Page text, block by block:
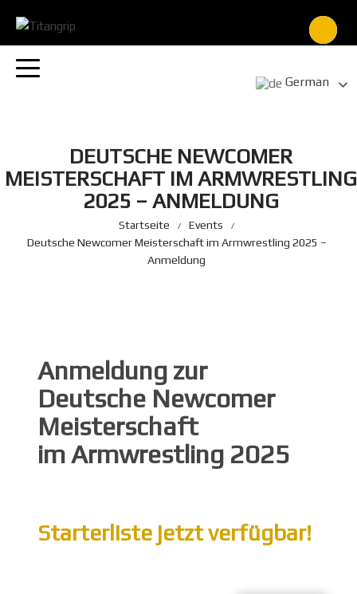
Inhalt
springen
German
DEUTSCHE NEWCOMER
MEISTERSCHAFT IM ARMWRESTLING
2025 – ANMELDUNG
Startseite
Events
Deutsche Newcomer Meisterschaft im Armwrestling 2025 –
Anmeldung
Anmeldung zur
Deutsche Newcomer
Meisterschaft
im Armwrestling 2025
Starterliste jetzt verfügbar!